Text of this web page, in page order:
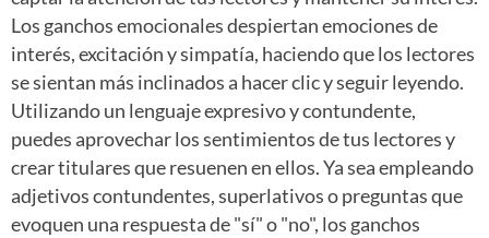
Los ganchos emocionales despiertan emociones de
interés, excitación y simpatía, haciendo que los lectores
se sientan más inclinados a hacer clic y seguir leyendo.
Utilizando un lenguaje expresivo y contundente,
puedes aprovechar los sentimientos de tus lectores y
crear titulares que resuenen en ellos. Ya sea empleando
adjetivos contundentes, superlativos o preguntas que
evoquen una respuesta de "sí" o "no", los ganchos